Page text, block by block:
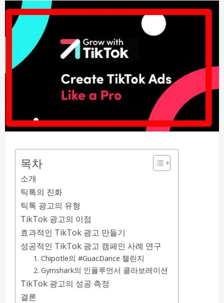
목차
소개
틱톡의 진화
틱톡 광고의 유형
TikTok 광고의 이점
효과적인 TikTok 광고 만들기
성공적인 TikTok 광고 캠페인 사례 연구
1. Chipotle의 #GuacDance 챌린지
2. Gymshark의 인플루언서 콜라보레이션
TikTok 광고의 성공 측정
결론